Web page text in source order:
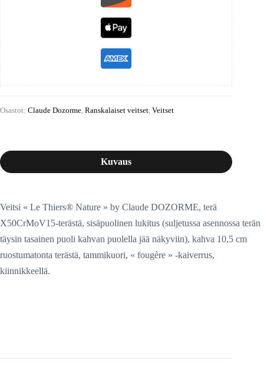
Osastot: Claude Dozorme Ranskalaiset veitset Veitset
Kuvaus
Veitsi « Le Thiers® Nature » by Claude DOZORME, terä
X50CrMoV15-terästä, sisäpuolinen lukitus (suljetussa asennossa terän
täysin tasainen puoli kahvan puolella jää näkyviin), kahva 10,5 cm
ruostumatonta terästä, tammikuori, « fougère » -kaiverrus,
kiinnikkeellä.